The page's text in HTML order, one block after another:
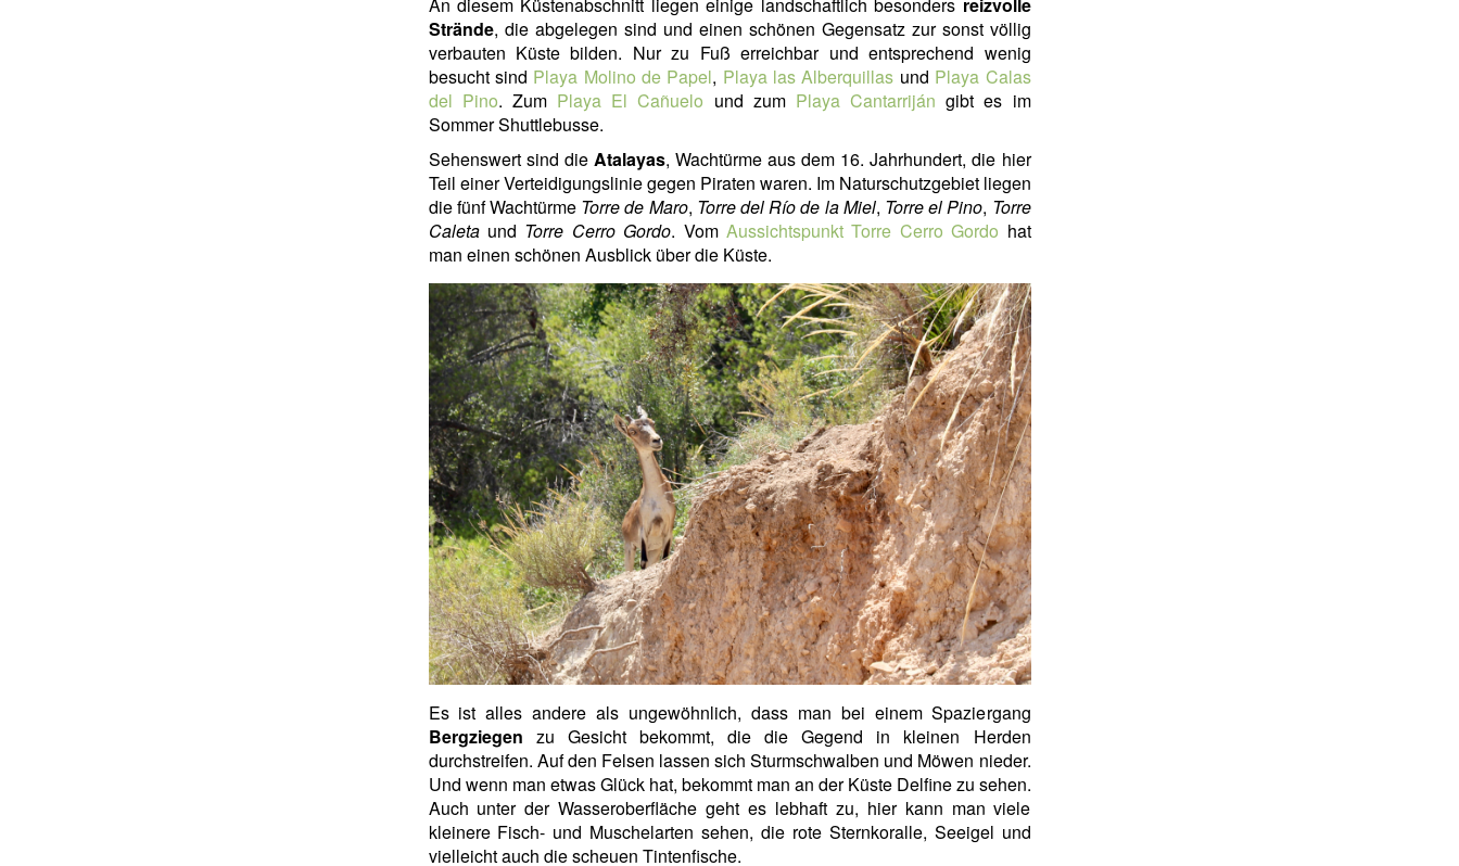
Strände, die abgelegen sind und einen schönen Gegensatz zur sonst völlig
verbauten Küste bilden. Nur zu Fuß erreichbar und entsprechend wenig
besucht sind Playa Molino de Papel, Playa las Alberquillas und Playa Calas
del Pino. Zum Playa El Cañuelo und zum Playa Cantarriján gibt es im
Sommer Shuttlebusse.
Sehenswert sind die Atalayas, Wachtürme aus dem 16. Jahrhundert, die hier
Teil einer Verteidigungslinie gegen Piraten waren. Im Naturschutzgebiet liegen
die fünf Wachtürme Torre de Maro, Torre del Río de la Miel, Torre el Pino, Torre
Caletaund Torre Cerro Gordo. Vom Aussichtspunkt Torre Cerro Gordo hat
man einen schönen Ausblick über die Küste.
Es ist alles andere als ungewöhnlich, dass man bei einem Spaziergang
Bergziegen zu Gesicht bekommt, die die Gegend in kleinen Herden
durchstreifen. Auf den Felsen lassen sich Sturmschwalben und Möwen nieder.
Und wenn man etwas Glück hat, bekommt man an der Küste Delfine zu sehen.
Auch unter der Wasseroberfläche geht es lebhaft zu, hier kann man viele
kleinere Fisch- und Muschelarten sehen, die rote Sternkoralle, Seeigel und
vielleicht auch die scheuen Tintenfische.